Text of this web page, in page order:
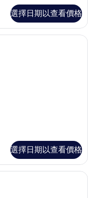
選擇日期以查看價格
| 迷你吧、客房內保險箱、
選擇日期以查看價格
(Free Airport Transfer) | 起